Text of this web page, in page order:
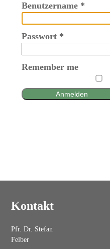
Benutzername*
Passwort*
Remember me
Anmelden
Kontakt
Pfr. Dr. Stefan
Felber